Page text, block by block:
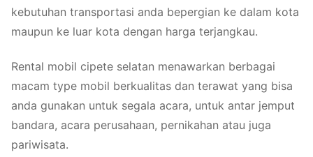
kebutuhan transportasi anda bepergian ke dalam kota
maupun ke luar kota dengan harga terjangkau.
Rental mobil cipete selatan menawarkan berbagai
macam type mobil berkualitas dan terawat yang bisa
anda gunakan untuk segala acara, untuk antar jemput
bandara, acara perusahaan, pernikahan atau juga
pariwisata.